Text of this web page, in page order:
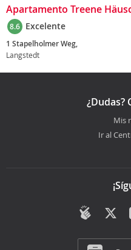
Apartamento Treene
8.6 Excelente
1 Stapelholmer Weg,
Langstedt
¿Dudas?
Mis
Ir al